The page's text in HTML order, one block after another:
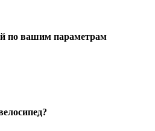
по вашим параметрам